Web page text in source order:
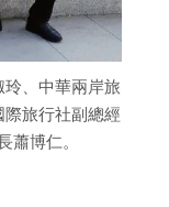
、中華兩岸旅
旅行社副總經
蕭博仁。